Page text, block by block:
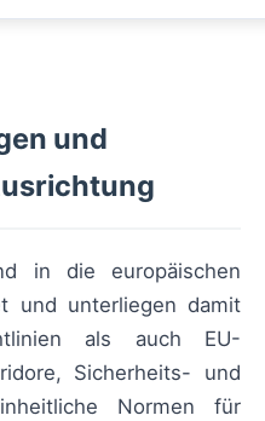
und
in die europäischen
und unterliegen damit
als auch EU-
Sicherheits- und
Normen für